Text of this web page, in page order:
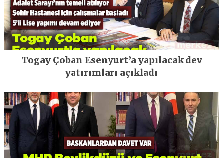
Togay Çoban Esenyurt’a yapılacak dev
yatırımları açıkladı